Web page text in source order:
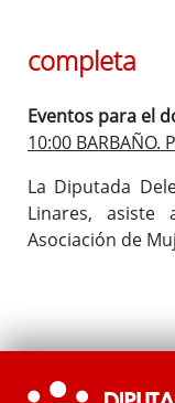
completa
Eventos para el
10:00 BARBAÑO.
La Diputada
Linares,
Asociación de